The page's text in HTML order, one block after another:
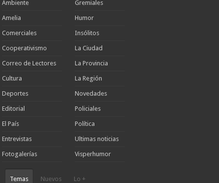
Ambiente
Amelia
Comerciales
Cooperativismo
Correo de Lectores
Cultura
Deportes
Editorial
El País
Entrevistas
Fotogalerías
Gremiales
Humor
Insólitos
La Ciudad
La Provincia
La Región
Novedades
Policiales
Política
Ultimas noticias
Visperhumor
Temas Nuevos Lo +